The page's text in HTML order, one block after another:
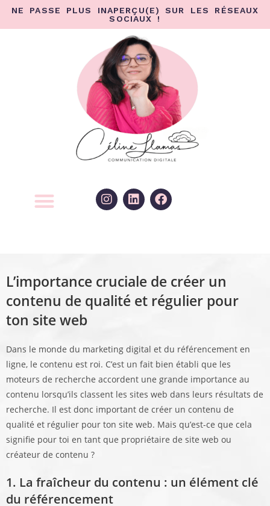
NE PASSE PLUS INAPERÇU(E) SUR LES RÉSEAUX
SOCIAUX !
L’importance cruciale de créer un
contenu de qualité et régulier pour
ton site web
Dans le monde du marketing digital et du référencement en
ligne, le contenu est roi. C’est un fait bien établi que les
moteurs de recherche accordent une grande importance au
contenu lorsqu’ils classent les sites web dans leurs résultats de
recherche. Il est donc important de créer un contenu de
qualité et régulier pour ton site web. Mais qu’est-ce que cela
signifie pour toi en tant que propriétaire de site web ou
créateur de contenu ?
1. La fraîcheur du contenu : un élément clé
du référencement